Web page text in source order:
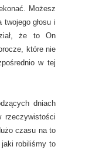
Możesz
głosu i
że to On
które nie
w tej
dniach
rzeczywistości
czasu na to
jaki robiliśmy to